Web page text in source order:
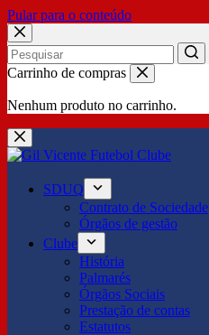
Pular para o conteúdo
No
Carrinho de compras
Nenhum produto no carrinho.
SDUQ
Contrato de Sociedade
Órgãos de gestão
Clube
História
Palmarés
Órgãos Sociais
Prestação de contas
Estatutos